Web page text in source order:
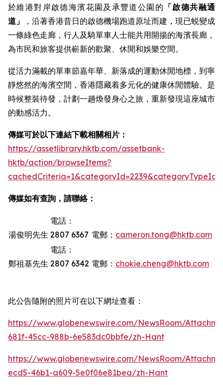
於維港對岸啟德海濱花園及承豐道公園的 「啟德共融通
道 」
，沿著香港昔日的啟德機場跑道原址而建，現已蜕變成
一條綠色走廊，行人及騎單車人士能共用開揚的海濱長廊，
為市民和旅客提供嶄新的歡聚、休閒和娛樂空間。
從活力滿載的單車節嘉年華、新落成的運動休閒地標，到寧
靜悠然的海濱空間，香港隱藏着多元化的健康休閒體驗。是
時候整裝待發，計劃一趟煥發身心之旅，重新發現這座城市
的動感活力。
傳媒可於以下連結下載相關相片：
https://assetlibrary.hktb.com/assetbank-
hktb/action/browseItems?
傳媒如有查詢，請聯絡：
湯俊明先生
電話：
2807 6367 電郵： cameron.tong@hktb.com
鄭祖基先生
電話：
2807 6342 電郵： chokie.cheng@hktb.com
此公告隨附的照片可在以下網址查看：
https://www.globenewswire.com/NewsRoom/
681f-45cc-988b-6e583dc0bbfe/zh-Hant
https://www.globenewswire.com/NewsRoom/
ecd5-46b1-a609-5e0f06e81bea/zh-Hant